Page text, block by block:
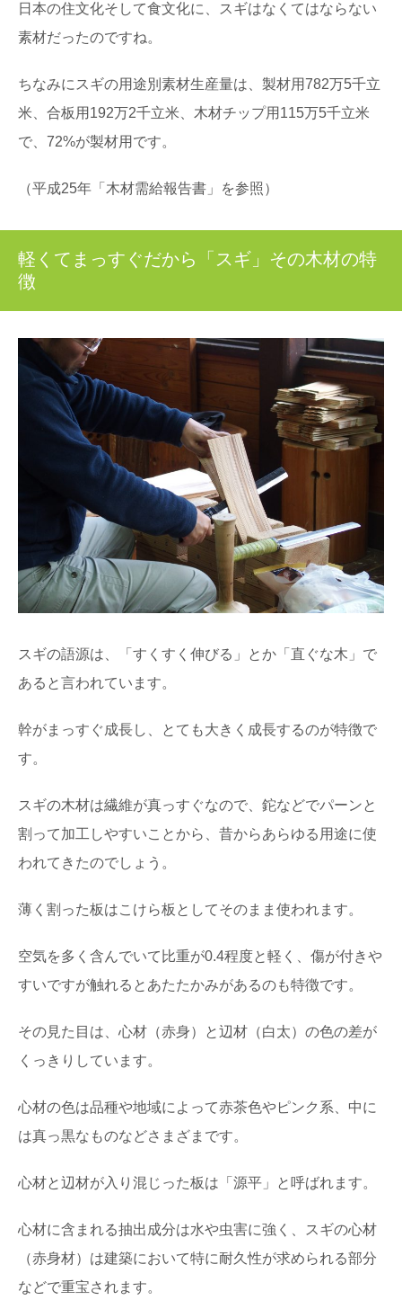
日本の住文化そして食文化に、スギはなくてはならない
素材だったのですね。
ちなみにスギの用途別素材生産量は、製材用782万5千立
米、合板用192万2千立米、木材チップ用115万5千立米
で、72%が製材用です。
（平成25年「木材需給報告書」を参照）
軽くてまっすぐだから「スギ」その木材の特
徴
スギの語源は、「すくすく伸びる」とか「直ぐな木」で
あると言われています。
幹がまっすぐ成長し、とても大きく成長するのが特徴で
す。
スギの木材は繊維が真っすぐなので、鉈などでパーンと
割って加工しやすいことから、昔からあらゆる用途に使
われてきたのでしょう。
薄く割った板はこけら板としてそのまま使われます。
空気を多く含んでいて比重が0.4程度と軽く、傷が付きや
すいですが触れるとあたたかみがあるのも特徴です。
その見た目は、心材（赤身）と辺材（白太）の色の差が
くっきりしています。
心材の色は品種や地域によって赤茶色やピンク系、中に
は真っ黒なものなどさまざまです。
心材と辺材が入り混じった板は「源平」と呼ばれます。
心材に含まれる抽出成分は水や虫害に強く、スギの心材
（赤身材）は建築において特に耐久性が求められる部分
などで重宝されます。